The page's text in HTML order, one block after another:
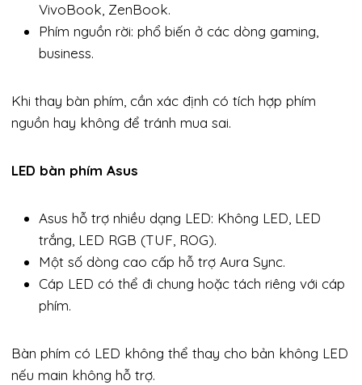
VivoBook, ZenBook.
Phím nguồn rời: phổ biến ở các dòng gaming,
business.
Khi thay bàn phím, cần xác định có tích hợp phím
nguồn hay không để tránh mua sai.
LED bàn phím Asus
Asus hỗ trợ nhiều dạng LED: Không LED, LED
trắng, LED RGB (TUF, ROG).
Một số dòng cao cấp hỗ trợ Aura Sync.
Cáp LED có thể đi chung hoặc tách riêng với cáp
phím.
Bàn phím có LED không thể thay cho bản không LED
nếu main không hỗ trợ.